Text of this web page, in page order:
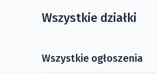
Wszystkie działki
Wszystkie ogłoszenia